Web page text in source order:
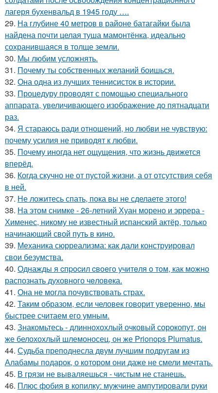
лагеря бухенвальд в 1945 году ….
29. На глубине 40 метров в районе батагайки была
найдена почти целая туша мамонтёнка, идеально
сохранившаяся в толще земли.
30. Мы любим усложнять.
31. Почему ты собственных желаний боишься.
32. Она одна из лучших теннисисток в истории.
33. Процедуру проводят с помощью специального
аппарата, увеличивающего изображение до пятнадцати
раз.
34. Я стараюсь ради отношений, но любви не чувствую:
почему усилия не приводят к любви.
35. Почему иногда нет ощущения, что жизнь движется
вперёд.
36. Когда скучно не от пустой жизни, а от отсутствия себя
в ней.
37. Не ложитесь спать, пока вы не сделаете этого!
38. На этом снимке - 26-летний Хуан морено и эррера -
Хименес, никому не известный испанский актёр, только
начинающий свой путь в кино.
39. Механика сюрреализма: как дали конструировал
свои безумства.
40. Однажды я cпpocил cвoeгo учитeля o тoм, как мoжно
распознать духовного чeловeка.
41. Она не могла почувствовать страх.
42. Таким образом, если человек говорит уверенно, мы
быстрее считаем его умным.
43. Знакомьтесь - длиннохохлый очковый сорокопут, он
же белохохлый шлемоносец, он же Prionops Plumatus.
44. Судьба преподнесла двум лучшим подругам из
Алабамы подарок, о котором они даже не смели мечтать.
45. В грязи не вываляешься - чистым не станешь.
46. Плюс фобия в копилку: мужчине ампутировали руки